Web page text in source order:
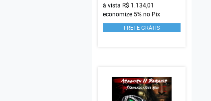
à vista R$ 1.134,01
economize 5% no Pix
FRETE GRÁTIS